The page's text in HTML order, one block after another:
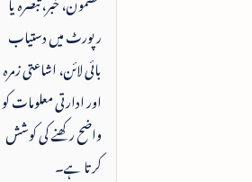
رپورٹ میں دستیاب
بائی لائن، اشاعتی زمرہ
اور ادارتی معلومات کو
واضح رکھنے کی کوشش
کرتا ہے۔